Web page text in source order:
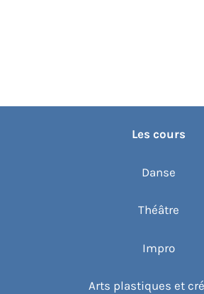
Les cours
Danse
Théâtre
Impro
Arts plastiques et